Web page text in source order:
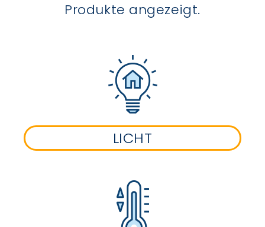
Produkte angezeigt.
LICHT